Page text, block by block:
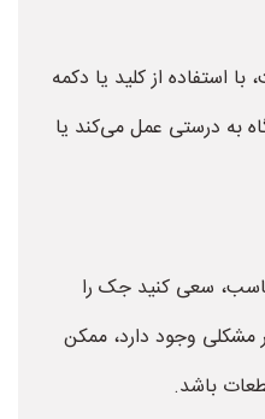
استفاده از کلید یا دکمه
به درستی عمل می‌کند یا
سعی کنید جک را
مشکلی وجود دارد، ممکن
باشد.